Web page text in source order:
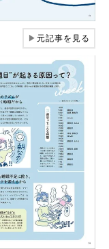
▶元記事を見る